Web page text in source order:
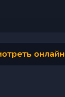
онлайн